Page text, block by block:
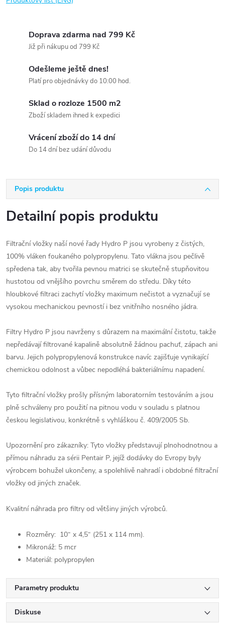
Doprava zdarma nad 799 Kč
Již při nákupu od 799 Kč
Odešleme ještě dnes!
Platí pro objednávky do 10:00 hod.
Sklad o rozloze 1500 m2
Zboží skladem ihned k expedici
Vrácení zboží do 14 dní
Do 14 dní bez udání důvodu
Popis produktu
Detailní popis produktu
Filtrační vložky naší nové řady Hydro P jsou vyrobeny z čistých,
100% vláken foukaného polypropylenu. Tato vlákna jsou pečlivě
spředena tak, aby tvořila pevnou matrici se skutečně stupňovitou
hustotou od vnějšího povrchu směrem do středu. Díky této
hloubkové filtraci zachytí vložky maximum nečistot a vyznačují se
vysokou mechanickou pevností i bez vnitřního nosného jádra.
Filtry Hydro P jsou navrženy s důrazem na maximální čistotu, takže
nepředávají filtrované kapalině absolutně žádnou pachuť, zápach ani
barvu. Jejich polypropylenová konstrukce navíc zajišťuje vynikající
chemickou odolnost a vůbec nepodléhá bakteriálnímu napadení.
Tyto filtrační vložky prošly přísným laboratorním testováním a jsou
plně schváleny pro použití na pitnou vodu v souladu s platnou
českou legislativou, konkrétně s vyhláškou č. 409/2005 Sb.
Upozornění pro zákazníky: Tyto vložky představují plnohodnotnou a
přímou náhradu za sérii Pentair P, jejíž dodávky do Evropy byly
výrobcem bohužel ukončeny, a spolehlivě nahradí i obdobné filtrační
vložky od jiných značek.
Kvalitní náhrada pro filtry od většiny jiných výrobců.
Rozměry: 10“ x 4,5“ (251 x 114 mm).
Mikronáž: 5 mcr
Materiál: polypropylen
Parametry produktu
Diskuse